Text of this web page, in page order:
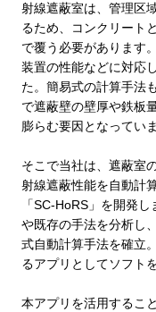
射線遮蔽室は、管理区
るため、コンクリート
で覆う必要があります
装置の性能などに対応
た。簡易式の計算手法
で遮蔽壁の壁厚や鉄板
膨らむ要因となってい
そこで当社は、遮蔽室
射線遮蔽性能を自動計
「SC-HoRS」を開発し
や既存の手法を分析し
式自動計算手法を確立
るアプリとしてソフト
本アプリを活用するこ